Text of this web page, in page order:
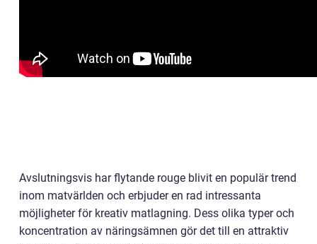
Avslutningsvis har flytande rouge blivit en populär trend
inom matvärlden och erbjuder en rad intressanta
möjligheter för kreativ matlagning. Dess olika typer och
koncentration av näringsämnen gör det till en attraktiv